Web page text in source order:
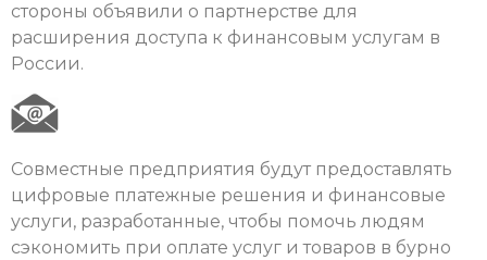
стороны объявили о партнерстве для
расширения доступа к финансовым услугам в
России.
Совместные предприятия будут предоставлять
цифровые платежные решения и финансовые
услуги, разработанные, чтобы помочь людям
сэкономить при оплате услуг и товаров в бурно